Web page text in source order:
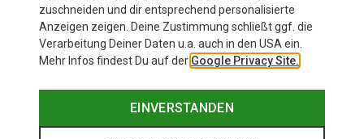
zuschneiden und dir entsprechend personalisierte
Anzeigen zeigen. Deine Zustimmung schließt ggf. die
Verarbeitung Deiner Daten u.a. auch in den USA ein.
Mehr Infos findest Du auf der Google Privacy Site.
EINVERSTANDEN